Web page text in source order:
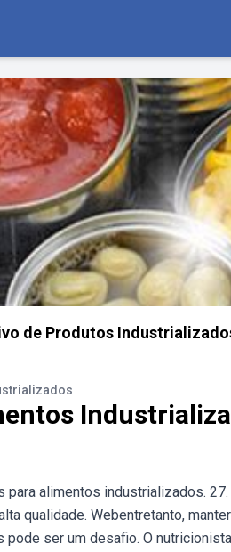
de Produtos
para alimentos industrializados.
qualidade. Webentretanto,
ser um desafio. O